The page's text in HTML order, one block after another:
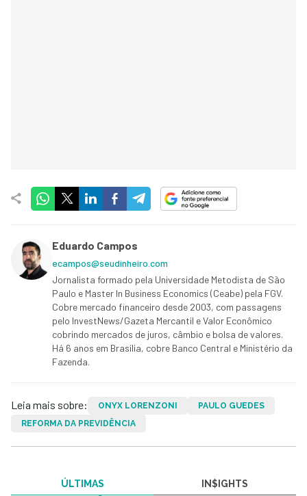
Eduardo Campos
ecampos@seudinheiro.com
Jornalista formado pela Universidade Metodista de São
Paulo e Master In Business Economics (Ceabe) pela FGV.
Cobre mercado financeiro desde 2003, com passagens
pelo InvestNews/Gazeta Mercantil e Valor Econômico
cobrindo mercados de juros, câmbio e bolsa de valores.
Há 6 anos em Brasília, cobre Banco Central e Ministério da
Fazenda.
Leia mais sobre: ONYX LORENZONI
PAULO GUEDES
REFORMA DA PREVIDÊNCIA
ÚLTIMAS IN$IGHTS